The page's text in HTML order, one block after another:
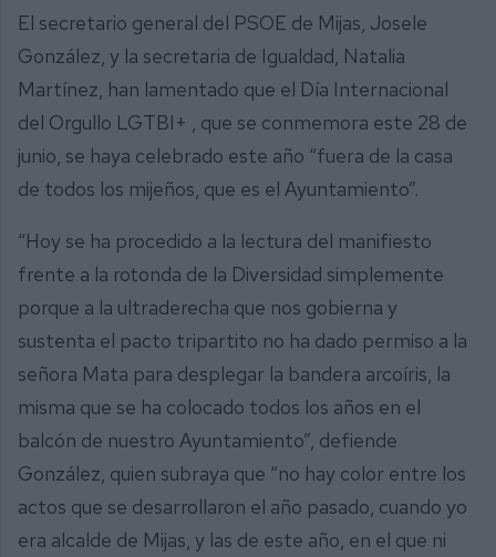
El secretario general del PSOE de Mijas, Josele
González, y la secretaria de Igualdad, Natalia
Martínez, han lamentado que el Día Internacional
del Orgullo LGTBI+ , que se conmemora este 28 de
junio, se haya celebrado este año “fuera de la casa
de todos los mijeños, que es el Ayuntamiento”.
“Hoy se ha procedido a la lectura del manifiesto
frente a la rotonda de la Diversidad simplemente
porque a la ultraderecha que nos gobierna y
sustenta el pacto tripartito no ha dado permiso a la
señora Mata para desplegar la bandera arcoíris, la
misma que se ha colocado todos los años en el
balcón de nuestro Ayuntamiento”, defiende
González, quien subraya que “no hay color entre los
actos que se desarrollaron el año pasado, cuando yo
era alcalde de Mijas, y las de este año, en el que ni